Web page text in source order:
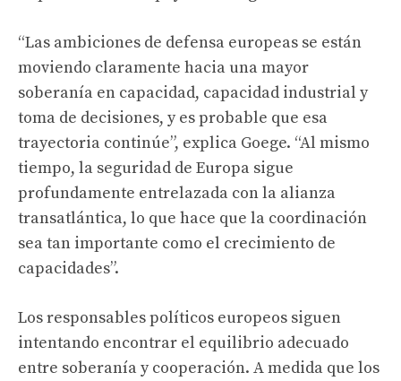
“Las ambiciones de defensa europeas se están
moviendo claramente hacia una mayor
soberanía en capacidad, capacidad industrial y
toma de decisiones, y es probable que esa
trayectoria continúe”, explica Goege. “Al mismo
tiempo, la seguridad de Europa sigue
profundamente entrelazada con la alianza
transatlántica, lo que hace que la coordinación
sea tan importante como el crecimiento de
capacidades”.
Los responsables políticos europeos siguen
intentando encontrar el equilibrio adecuado
entre soberanía y cooperación. A medida que los